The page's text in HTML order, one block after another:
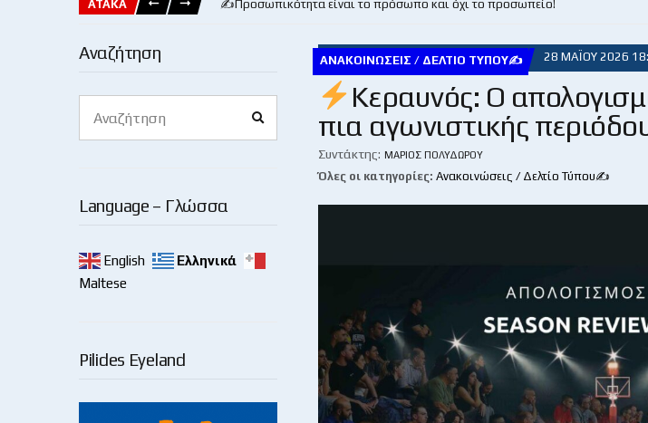
ΑΤΑΚΑ ✍️Προσωπικότητα είναι το πρόσωπο και όχι το προσωπείο!
Αναζήτηση
for:
Language – Γλώσσα
English
Ελληνικά
Maltese
Pilides Eyeland
ΑΝΑΚΟΙΝΏΣΕΙΣ / ΔΕΛΤΊΟ ΤΎΠΟΥ✍ 28 ΜΑΪ́ΟΥ 2026
Κεραυνός: Ο
πια αγωνιστικής
Συντάκτης: ΜΆΡΙΟΣ ΠΟΛΥΔΏΡΟΥ
Όλες οι κατηγορίες: Ανακοινώσεις / Δελτίο Τύπου✍